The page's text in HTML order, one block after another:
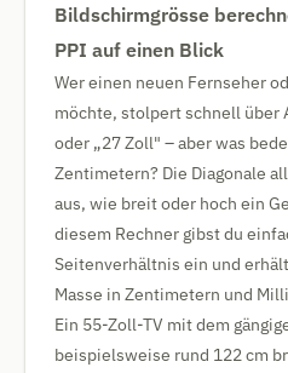
Bildschirmgrösse
PPI auf einen Blick
Wer einen neuen Fernseher
möchte, stolpert schnell über
oder „27 Zoll" – aber was
Zentimetern? Die Diagonale
aus, wie breit oder hoch ein
diesem Rechner gibst du
Seitenverhältnis ein und
Masse in Zentimetern und
Ein 55-Zoll-TV mit dem
beispielsweise rund 122 cm